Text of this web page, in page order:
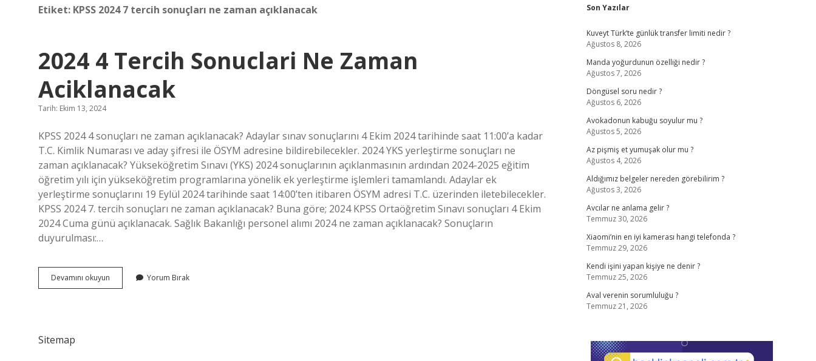
Etiket: KPSS 2024 7 tercih sonuçları ne zaman açıklanacak
2024 4 Tercih Sonuclari Ne Zaman
Aciklanacak
Tarih: Ekim 13, 2024
KPSS 2024 4 sonuçları ne zaman açıklanacak? Adaylar sınav sonuçlarını 4 Ekim 2024 tarihinde saat 11:00’a kadar
T.C. Kimlik Numarası ve aday şifresi ile ÖSYM adresine bildirebilecekler. 2024 YKS yerleştirme sonuçları ne
zaman açıklanacak? Yükseköğretim Sınavı (YKS) 2024 sonuçlarının açıklanmasının ardından 2024-2025 eğitim
öğretim yılı için yükseköğretim programlarına yönelik ek yerleştirme işlemleri tamamlandı. Adaylar ek
yerleştirme sonuçlarını 19 Eylül 2024 tarihinde saat 14:00’ten itibaren ÖSYM adresi T.C. üzerinden iletebilecekler.
KPSS 2024 7. tercih sonuçları ne zaman açıklanacak? Buna göre; 2024 KPSS Ortaöğretim Sınavı sonuçları 4 Ekim
2024 Cuma günü açıklanacak. Sağlık Bakanlığı personel alımı 2024 ne zaman açıklanacak? Sonuçların
duyurulması:…
Devamını okuyun
4
Yorum Bırak
Sitemap
Sidebar
Son Yazılar
Kuveyt Türk’te günlük transfer limiti nedir ?
Ağustos 8, 2026
Manda yoğurdunun özelliği nedir ?
Ağustos 7, 2026
Döngüsel soru nedir ?
Ağustos 6, 2026
Avokadonun kabuğu soyulur mu ?
Ağustos 5, 2026
Az pişmiş et yumuşak olur mu ?
Ağustos 4, 2026
Aldığımız belgeler nereden görebilirim ?
Ağustos 3, 2026
Avcılar ne anlama gelir ?
Temmuz 30, 2026
Xiaomi’nin en iyi kamerası hangi telefonda ?
Temmuz 29, 2026
Kendi işini yapan kişiye ne denir ?
Temmuz 25, 2026
Aval verenin sorumluluğu ?
Temmuz 21, 2026